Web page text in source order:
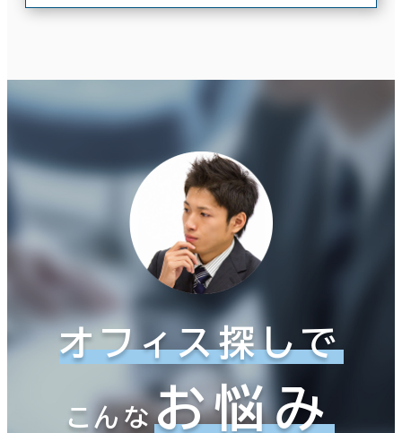
オフィス探しで
こんなお悩み